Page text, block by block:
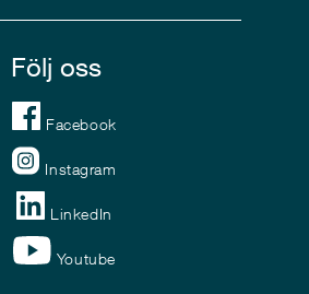
Följ oss
Facebook
Instagram
LinkedIn
Youtube